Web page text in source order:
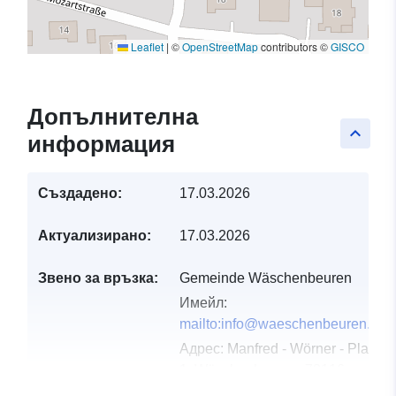
Leaflet | ©OpenStreetMapcontributors ©GISCO
keyboard_arrow_up
Допълнителна
информация
Създадено: 17.03.2026
Актуализирано: 17.03.2026
Звено за връзка:
Gemeinde Wäschenbeuren
Имейл:
mailto:info@waeschenbeuren.de
Адрес: Manfred - Wörner - Platz